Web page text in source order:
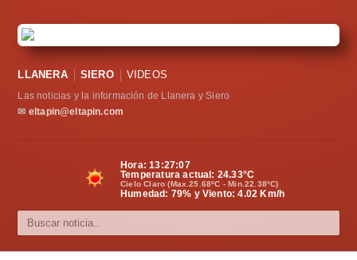
LLANERA SIERO VIDEOS
Las noticias y la información de Llanera y Siero
✉ eltapin@eltapin.com
Hora:13:27:07
Temperatura actual: 24.33°C
Cielo Claro (Max.25.68ºC - Min.22.38ºC)
Humedad: 79% y Viento: 4.02 Km/h